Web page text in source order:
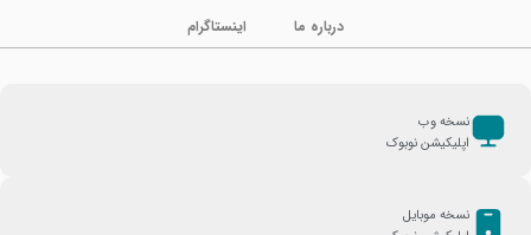
درباره ما
اینستاگرام
نسخه وب
اپلیکیشن نوبوک
نسخه موبایل